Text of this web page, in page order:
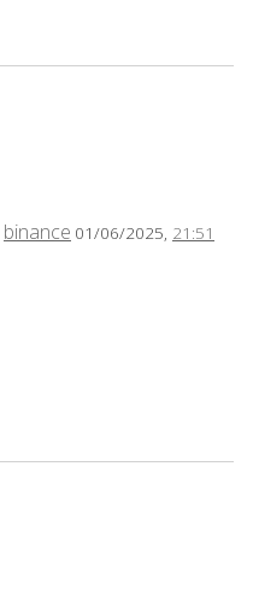
binance 01/06/2025, 21:51